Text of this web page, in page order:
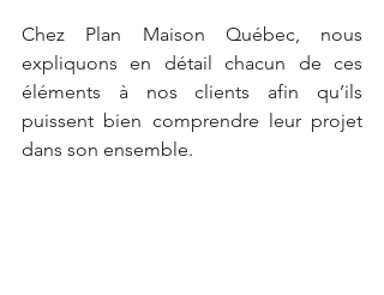
Chez Plan Maison Québec, nous
expliquons en détail chacun de ces
éléments à nos clients afin qu’ils
puissent bien comprendre leur projet
dans son ensemble.